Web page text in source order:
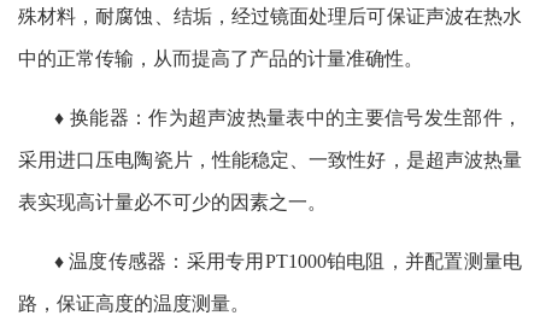
殊材料，耐腐蚀、结垢，经过镜面处理后可保证声波在热水
中的正常传输，从而提高了产品的计量准确性。
♦ 换能器：作为超声波热量表中的主要信号发生部件，
采用进口压电陶瓷片，性能稳定、一致性好，是超声波热量
表实现高计量必不可少的因素之一。
♦ 温度传感器：采用专用PT1000铂电阻，并配置测量电
路，保证高度的温度测量。